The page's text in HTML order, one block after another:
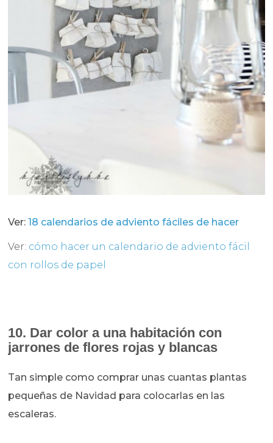
Ver:18 calendarios de adviento fáciles de hacer
Ver: cómo hacer un calendario de adviento fácil
con rollos de papel
10. Dar color a una habitación con
jarrones de flores rojas y blancas
Tan simple como comprar unas cuantas plantas
pequeñas de Navidad para colocarlas en las
escaleras.